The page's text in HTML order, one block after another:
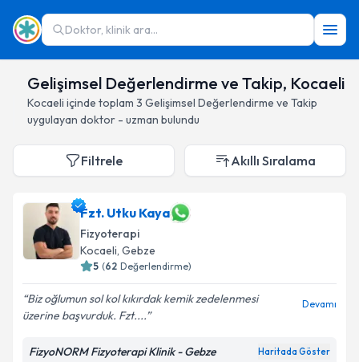
Doktor, klinik ara...
Gelişimsel Değerlendirme ve Takip, Kocaeli
Kocaeli içinde toplam 3 Gelişimsel Değerlendirme ve Takip
uygulayan doktor - uzman bulundu
Filtrele Akıllı Sıralama
Fzt. Utku Kaya
Fizyoterapi
Kocaeli, Gebze
5 (62 Değerlendirme)
Biz oğlumun sol kol kıkırdak kemik zedelenmesi
üzerine başvurduk. Fzt....
Devamı
FizyoNORM Fizyoterapi Klinik - Gebze Haritada Göster